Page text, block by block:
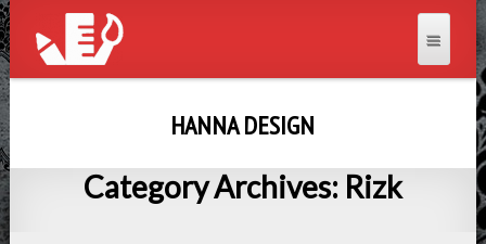
HANNA DESIGN
Category Archives: Rizk